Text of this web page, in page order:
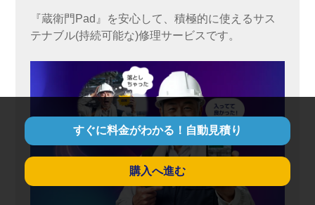
『蔵衛門Pad』を安心して、積極的に使えるサス
テナブル(持続可能な)修理サービスです。
すぐに料金がわかる！自動見積り
購入へ進む